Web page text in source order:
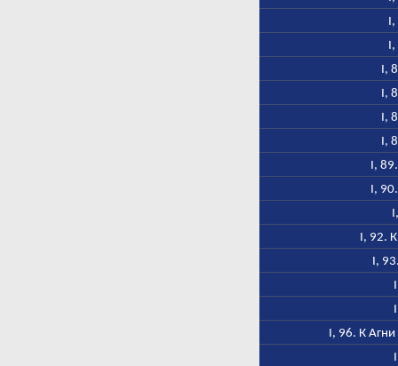
I,
I,
I,
I,
I,
I,
I, 92.
I,
I, 96. К